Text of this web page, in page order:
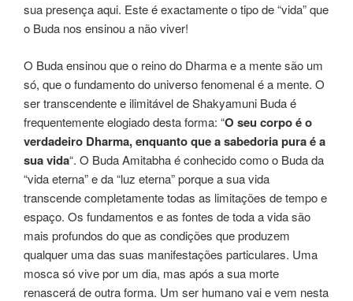
sua presença aqui. Este é exactamente o tipo de “vida” que
o Buda nos ensinou a não viver!
O Buda ensinou que o reino do Dharma e a mente são um
só, que o fundamento do universo fenomenal é a mente. O
ser transcendente e ilimitável de Shakyamuni Buda é
frequentemente elogiado desta forma: “O seu corpo é o
verdadeiro Dharma, enquanto que a sabedoria pura é a
sua vida“. O Buda Amitabha é conhecido como o Buda da
“vida eterna” e da “luz eterna” porque a sua vida
transcende completamente todas as limitações de tempo e
espaço. Os fundamentos e as fontes de toda a vida são
mais profundos do que as condições que produzem
qualquer uma das suas manifestações particulares. Uma
mosca só vive por um dia, mas após a sua morte
renascerá de outra forma. Um ser humano vai e vem nesta